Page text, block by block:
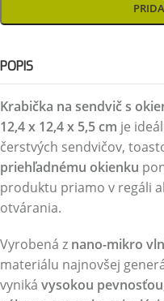
POPIS
Krabička na sendvič s
12,4 x 12,4 x 5,5 cm je
čerstvých sendvičov,
priehľadnému okienku
produktu priamo v regáli
otvárania.
Vyrobená z nano-mikro
materiálu najnovšej
vyniká vysokou